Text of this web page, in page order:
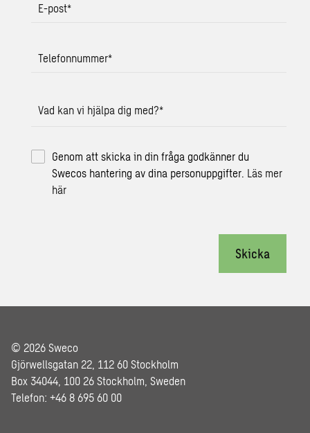
E-post*
Telefonnummer*
Vad kan vi hjälpa dig med?*
Genom att skicka in din fråga godkänner du
Swecos hantering av dina personuppgifter. Läs mer
här
Skicka
© 2026 Sweco
Gjörwellsgatan 22, 112 60 Stockholm
Box 34044, 100 26 Stockholm, Sweden
Telefon: +46 8 695 60 00